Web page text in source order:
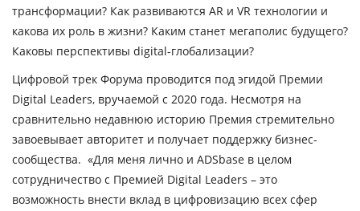
трансформации? Как развиваются AR и VR технологии и
какова их роль в жизни? Каким станет мегаполис будущего?
Каковы перспективы digital-глобализации?
Цифровой трек Форума проводится под эгидой Премии
Digital Leaders, вручаемой с 2020 года. Несмотря на
сравнительно недавнюю историю Премия стремительно
завоевывает авторитет и получает поддержку бизнес-
сообщества. «Для меня лично и ADSbase в целом
сотрудничество с Премией Digital Leaders – это
возможность внести вклад в цифровизацию всех сфер